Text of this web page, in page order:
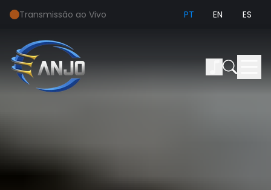
Transmissão ao Vivo PT EN ES